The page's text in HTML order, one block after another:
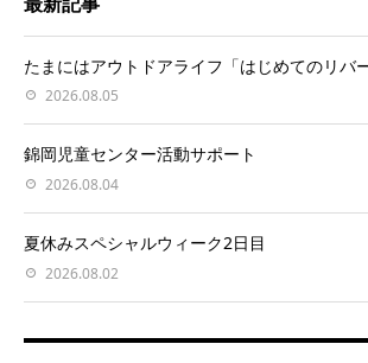
たまにはアウトドアライフ「はじめてのリバ
2026.08.05
錦岡児童センター活動サポート
2026.08.04
夏休みスペシャルウィーク2日目
2026.08.02